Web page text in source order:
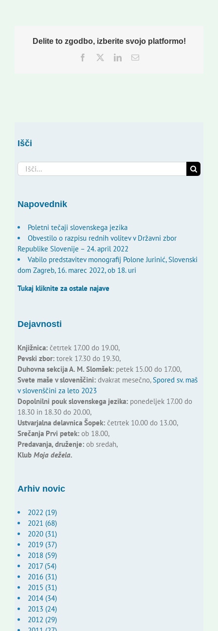
Delite to zgodbo, izberite svojo platformo!
Facebook
TwitterLinkedInEmail
Išči
Search
for:
Napovednik
Poletni tečaji slovenskega jezika
Obvestilo o razpisu rednih volitev v Državni zbor
Republike Slovenije – 24. april 2022
Vabilo predstavitev monografij Polone Jurinić, Slovenski
dom Zagreb, 16. marec 2022, ob 18. uri
Tukaj kliknite za ostale najave
Dejavnosti
Knjižnica:četrtek 17.00 do 19.00,
Pevski zbor:torek 17.30 do 19.30,
Duhovna sekcija A. M. Slomšek:petek 15.00 do 17.00,
Svete maše v slovenščini:dvakrat mesečno,Spored sv. maš
v slovenščini za leto 2023
Dopolnilni pouk slovenskega jezika:ponedeljek 17.00 do
18.30 in 18.30 do 20.00,
Ustvarjalna delavnica Šopek:četrtek 10.00 do 13.00,
Srečanja Prvi petek:ob 18.00,
Predavanja, druženje:ob sredah,
Klub Moja dežela.
Arhiv novic
2022 (19)
2021 (68)
2020 (31)
2019 (37)
2018 (59)
2017 (54)
2016 (31)
2015 (31)
2014 (34)
2013 (24)
2012 (29)